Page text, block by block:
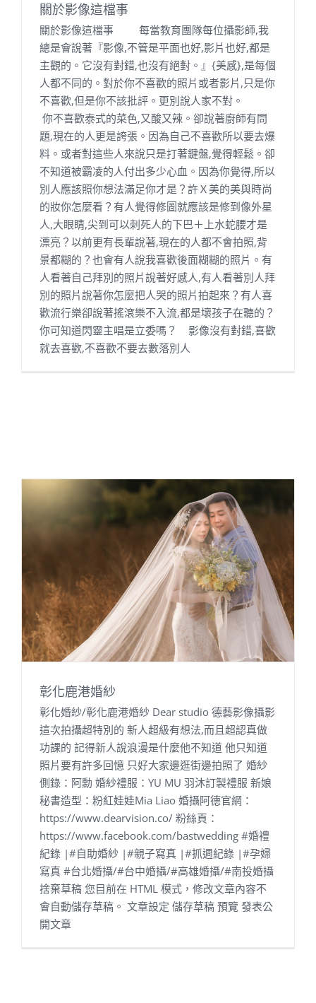
關於影像這檔事
關於影像這檔事 每當教育團隊每位攝影師,我
總是會說著『影像,不管是平面也好,影片也好,都是
主觀的。它沒有對錯,也沒有絕對。』{美感},是每個
人都不同的。對於你不喜歡的照片或者影片,只是你
不喜歡,但是你不該批評。更別說人家不對。
你不喜歡泰式的菜色,又酸又辣。卻說著廚師有問
題,現在的人更是誇張。因為自己不喜歡所以要去爆
料。或者對這些人來說只是打著鍵盤,覺得輕鬆。卻
不知道被霸凌的人付出多少心血。因為你覺得,所以
別人應該照你想法滿足你才是？許Ｘ美的美與時尚
的妝你怎麼看？有人覺得修圖就應該是修到像外星
人,大眼睛,尖到可以刺死人的下巴＋上水蛇腰才是
漂亮？以前更有長輩說著,現在的人都不會拍照,背
景都糊的？也會有人說我喜歡後面糊糊的照片。有
人看著自己拜別的照片說著好感人,有人看著別人拜
別的照片說著你怎麼把人哭的照片拍起來？有人喜
歡流行樂卻說著搖滾樂不入流,都是壞孩子在聽的？
你可知道閃靈主唱是立委嗎？ 影像沒有對錯,喜歡
就去喜歡,不喜歡不要去數落別人
彰化鹿港婚紗
彰化婚紗/彰化鹿港婚紗 Dear studio 德藝影像攝影
這次拍攝超特別的 新人超級有想法,而且超認真做
功課的 記得新人說浪漫是什麼他不知道 他只知道
照片要有許多回憶 只好大家邊逛街邊拍照了 婚紗
側錄：阿勳 婚紗禮服：YU MU 羽沐訂製禮服 新娘
秘書造型：粉紅娃娃Mia Liao 婚攝阿德官網：
https://www.dearvision.co/ 粉絲頁：
https://www.facebook.com/bastwedding #婚禮
紀錄 |#自助婚紗 |#親子寫真 |#抓週紀錄 |#孕婦
寫真 #台北婚攝/#台中婚攝/#高雄婚攝/#南投婚攝
捨棄草稿 您目前在 HTML 模式，修改文章內容不
會自動儲存草稿。 文章設定 儲存草稿 預覽 發表公
開文章